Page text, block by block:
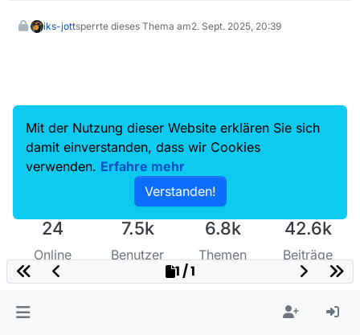
iks-jottsperrte dieses Thema am2. Sept. 2025, 20:39
24
Online
7.5k
Benutzer
6.8k
Themen
42.6k
Beiträge
1 / 1
Mit der Nutzung dieser Website erklären Sie sich
damit einverstanden, dass wir Cookies
verwenden. Erfahre mehr
Verstanden!